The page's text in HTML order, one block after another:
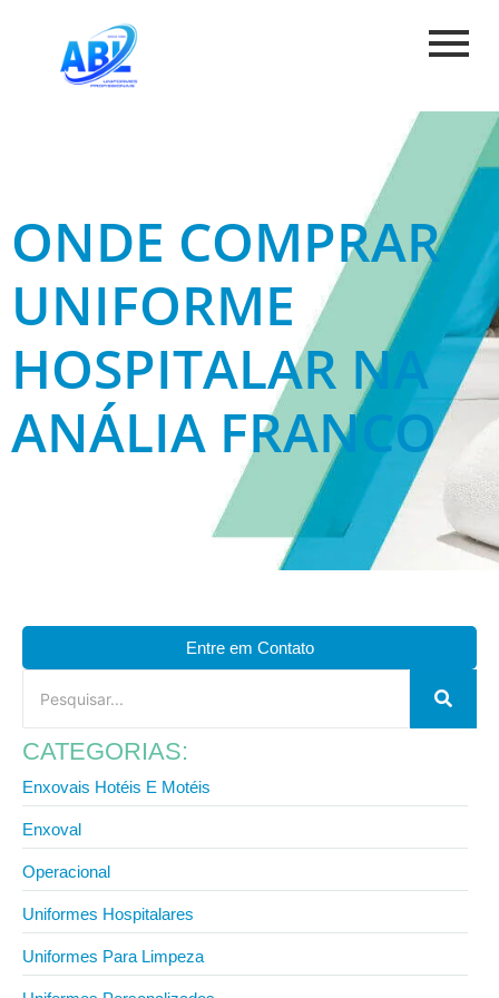
ONDE COMPRAR
UNIFORME
HOSPITALAR NA
ANÁLIA FRANCO
Entre em Contato
CATEGORIAS:
Enxovais Hotéis E Motéis
Enxoval
Operacional
Uniformes Hospitalares
Uniformes Para Limpeza